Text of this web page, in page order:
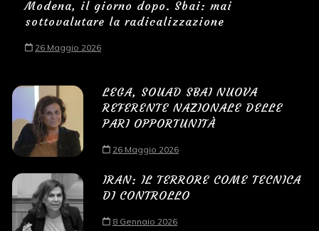
Modena, il giorno dopo. Sbai: mai
sottovalutare la radicalizzazione
26 Maggio 2026
LEGA, SOUAD SBAI NUOVA
REFERENTE NAZIONALE DELLE
PARI OPPORTUNITÀ
26 Maggio 2026
IRAN: IL TERRORE COME TECNICA
DI CONTROLLO
8 Gennaio 2026